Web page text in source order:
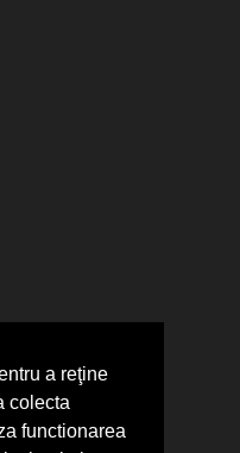
a reţine
colecta
functionarea